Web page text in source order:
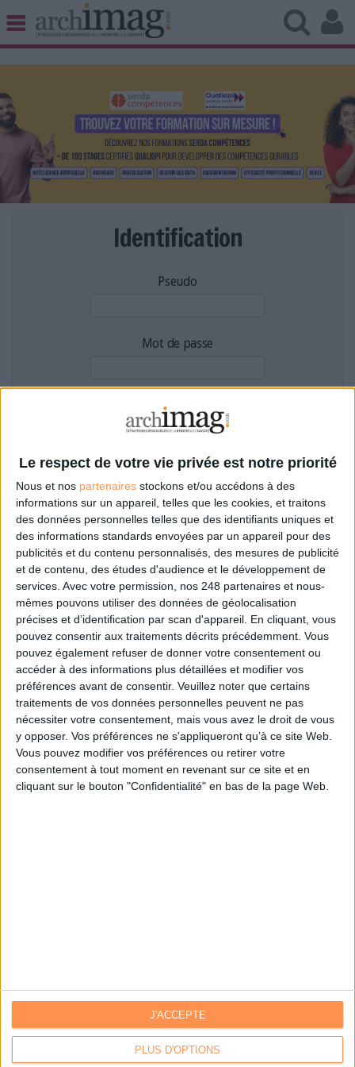
Le respect de votre vie privée est notre priorité
Nous et nos partenaires stockons et/ou accédons à des
informations sur un appareil, telles que les cookies, et traitons
des données personnelles telles que des identifiants uniques et
des informations standards envoyées par un appareil pour des
publicités et du contenu personnalisés, des mesures de publicité
et de contenu, des études d'audience et le développement de
services. Avec votre permission, nos 248 partenaires et nous-
mêmes pouvons utiliser des données de géolocalisation
précises et d’identification par scan d'appareil. En cliquant, vous
pouvez consentir aux traitements décrits précédemment. Vous
pouvez également refuser de donner votre consentement ou
accéder à des informations plus détaillées et modifier vos
préférences avant de consentir. Veuillez noter que certains
traitements de vos données personnelles peuvent ne pas
nécessiter votre consentement, mais vous avez le droit de vous
y opposer. Vos préférences ne s'appliqueront qu’à ce site Web.
Vous pouvez modifier vos préférences ou retirer votre
consentement à tout moment en revenant sur ce site et en
cliquant sur le bouton "Confidentialité" en bas de la page Web.
PLUS D'OPTIONS
J'ACCEPTE
BIBLIOTHÈQUE ÉDITION
UNIVERS DATA
TRAVAIL COLLABORATIF
VIE NUMÉRIQUE
NUMÉRIQUE RESPONSABLE
LES LIVRES BLANCS
LES SUPPLÉMENTS
NOS OFFRES D'ABONNEMENTS
Identification
Pseudo
Mot de passe
Filtre anti-spam
Mot de passe oublié ?
Pas encore de compte?
Je m'inscris pour commenter les articles
ou déposer mon CV
Je m'inscris sur Archimag.com
Communiquer avec Archimag|Communiquer avec ACE